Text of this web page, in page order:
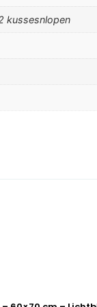
kussesnlopen